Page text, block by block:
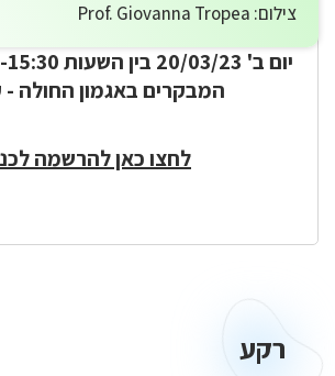
צילום: Prof. Giovanna Tropea
המבקרים באגמון החולה
לחצו כאן להרשמה
רקע